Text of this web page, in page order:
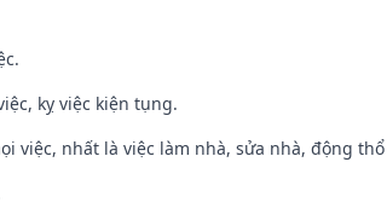
kỵ việc kiện tụng.
việc, nhất là việc làm nhà, sửa nhà, động